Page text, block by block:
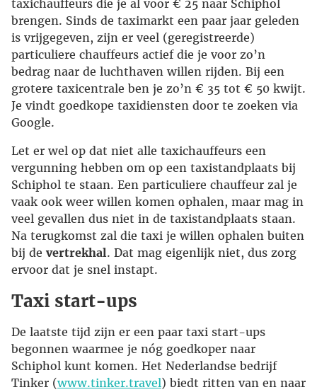
taxichauffeurs die je al voor € 25 naar Schiphol
brengen. Sinds de taximarkt een paar jaar geleden
is vrijgegeven, zijn er veel (geregistreerde)
particuliere chauffeurs actief die je voor zo’n
bedrag naar de luchthaven willen rijden. Bij een
grotere taxicentrale ben je zo’n € 35 tot € 50 kwijt.
Je vindt goedkope taxidiensten door te zoeken via
Google.
Let er wel op dat niet alle taxichauffeurs een
vergunning hebben om op een taxistandplaats bij
Schiphol te staan. Een particuliere chauffeur zal je
vaak ook weer willen komen ophalen, maar mag in
veel gevallen dus niet in de taxistandplaats staan.
Na terugkomst zal die taxi je willen ophalen buiten
bij devertrekhal. Dat mag eigenlijk niet, dus zorg
ervoor dat je snel instapt.
Taxi start-ups
De laatste tijd zijn er een paar taxi start-ups
begonnen waarmee je nóg goedkoper naar
Schiphol kunt komen. Het Nederlandse bedrijf
Tinker (www.tinker.travel) biedt ritten van en naar